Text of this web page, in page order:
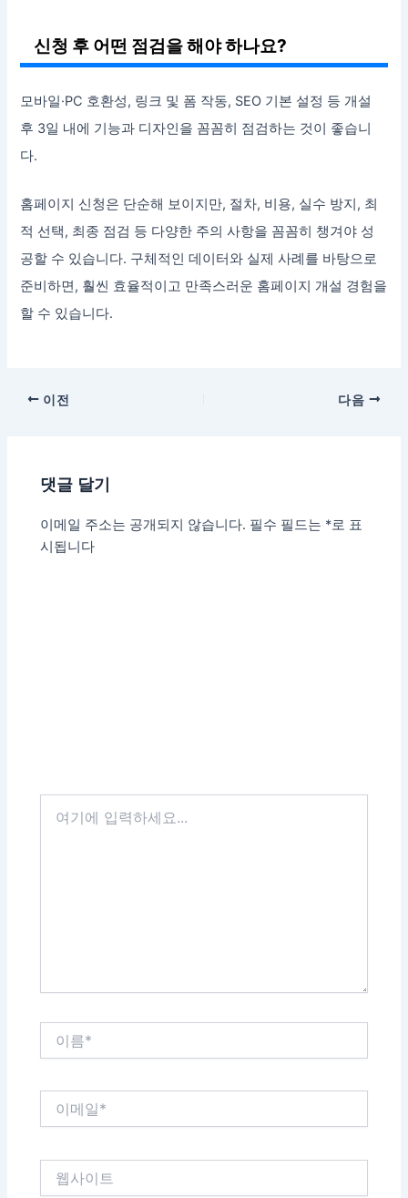
신청 후 어떤 점검을 해야 하나요?
모바일·PC 호환성, 링크 및 폼 작동, SEO 기본 설정 등 개설
후 3일 내에 기능과 디자인을 꼼꼼히 점검하는 것이 좋습니
다.
홈페이지 신청은 단순해 보이지만, 절차, 비용, 실수 방지, 최
적 선택, 최종 점검 등 다양한 주의 사항을 꼼꼼히 챙겨야 성
공할 수 있습니다. 구체적인 데이터와 실제 사례를 바탕으로
준비하면, 훨씬 효율적이고 만족스러운 홈페이지 개설 경험을
할 수 있습니다.
이전 다음
댓글 달기
이메일 주소는 공개되지 않습니다. 필수 필드는 *로 표
시됩니다